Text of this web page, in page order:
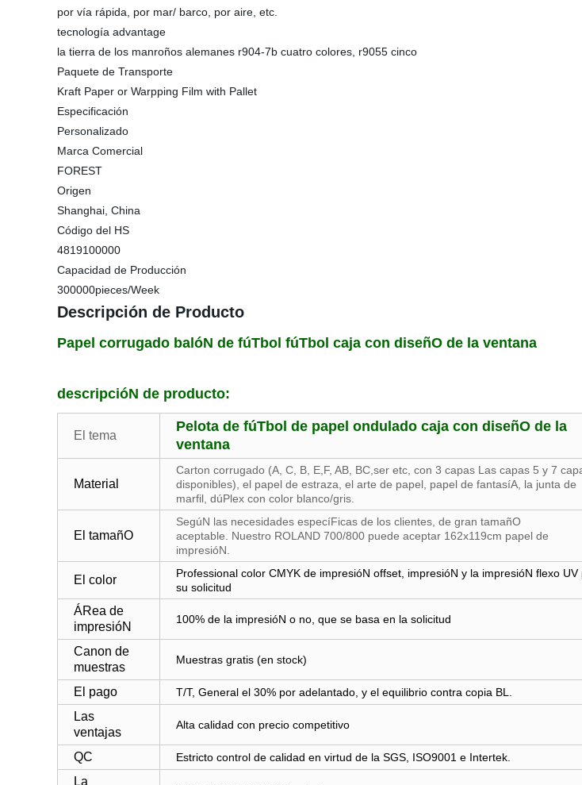
por vía rápida, por mar/ barco, por aire, etc.
tecnología advantage
la tierra de los manroños alemanes r904-7b cuatro colores, r9055 cinco
Paquete de Transporte
Kraft Paper or Warpping Film with Pallet
Especificación
Personalizado
Marca Comercial
FOREST
Origen
Shanghai, China
Código del HS
4819100000
Capacidad de Producción
300000pieces/Week
Descripción de Producto
Papel corrugado balóN de fúTbol fúTbol caja con diseñO de la ventana
descripcióN de producto:
El tema
Pelota de fúTbol de papel ondulado caja con diseñO de la
ventana
Material
Carton corrugado (A, C, B, E,F, AB, BC,ser etc, con 3 capas Las capas 5 y 7
disponibles), el papel de estraza, el arte de papel, papel de fantasíA, la junta de
marfil, dúPlex con color blanco/gris.
El tamañO
SegúN las necesidades especíFicas de los clientes, de gran tamañO
aceptable. Nuestro ROLAND 700/800 puede aceptar 162x119cm papel de
impresióN.
El color
Professional color CMYK de impresióN offset, impresióN y la impresióN flexo UV
su solicitud
ÁRea de
impresióN
100% de la impresióN o no, que se basa en la solicitud
Canon de
muestras
Muestras gratis (en stock)
El pago T/T, General el 30% por adelantado, y el equilibrio contra copia BL.
Las
ventajas
Alta calidad con precio competitivo
QC Estricto control de calidad en virtud de la SGS, ISO9001 e Intertek.
La